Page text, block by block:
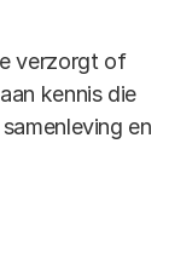
verzorgt of
kennis die
en